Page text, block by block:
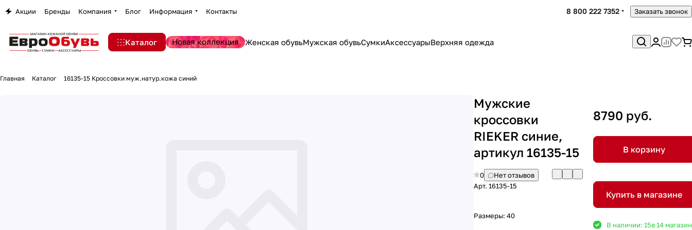
Акции Бренды Компания Блог Информация Контакты 8 800 222 7352 Заказать звонок
Каталог Новая коллекция Женская обувьМужская обувьСумкиАксессуарыВерхняя одежда
Главная Каталог 16135-15 Кроссовки муж.натур.кожа синий
Мужские
кроссовки
RIEKER синие,
артикул 16135-15
0
Нет отзывов
Арт. 16135-15
Размеры: 40
8790 руб.
В корзину
Купить в магазине
В наличии: 15в 14